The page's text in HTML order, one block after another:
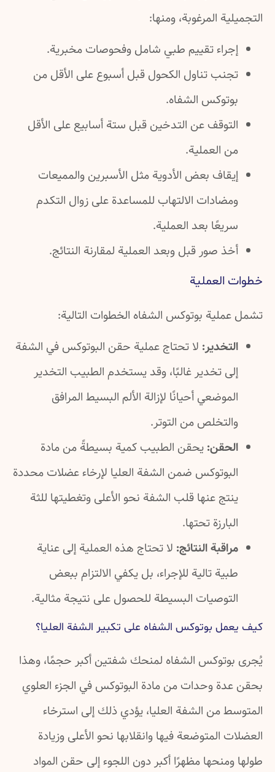
التجميلية المرغوبة، ومنها:
إجراء تقييم طبي شامل وفحوصات مخبرية.
تجنب تناول الكحول قبل أسبوع على الأقل من
بوتوكس الشفاه.
التوقف عن التدخين قبل ستة أسابيع على الأقل
من العملية.
إيقاف بعض الأدوية مثل الأسبرين والمميعات
ومضادات الالتهاب للمساعدة على زوال التكدم
سريعًا بعد العملية.
أخذ صور قبل وبعد العملية لمقارنة النتائج.
خطوات العملية
تشمل عملية بوتوكس الشفاه الخطوات التالية:
التخدير: لا تحتاج عملية حقن البوتوكس في الشفة
إلى تخدير غالبًا، وقد يستخدم الطبيب التخدير
الموضعي أحيانًا لإزالة الألم البسيط المرافق
والتخلص من التوتر.
الحقن: يحقن الطبيب كمية بسيطةً من مادة
البوتوكس ضمن الشفة العليا لإرخاء عضلات محددة
ينتج عنها قلب الشفة نحو الأعلى وتغطيتها للثة
البارزة تحتها.
مراقبة النتائج: لا تحتاج هذه العملية إلى عناية
طبية تالية للإجراء، بل يكفي الالتزام ببعض
التوصيات البسيطة للحصول على نتيجة مثالية.
كيف يعمل بوتوكس الشفاه على تكبير الشفة العليا؟
يُجرى بوتوكس الشفاه لمنحك شفتين أكبر حجمًا، وهذا
بحقن عدة وحدات من مادة البوتوكس في الجزء العلوي
المتوسط من الشفة العليا، يؤدي ذلك إلى استرخاء
العضلات المتوضعة فيها وانقلابها نحو الأعلى وزيادة
طولها ومنحها مظهرًا أكبر دون اللجوء إلى حقن المواد